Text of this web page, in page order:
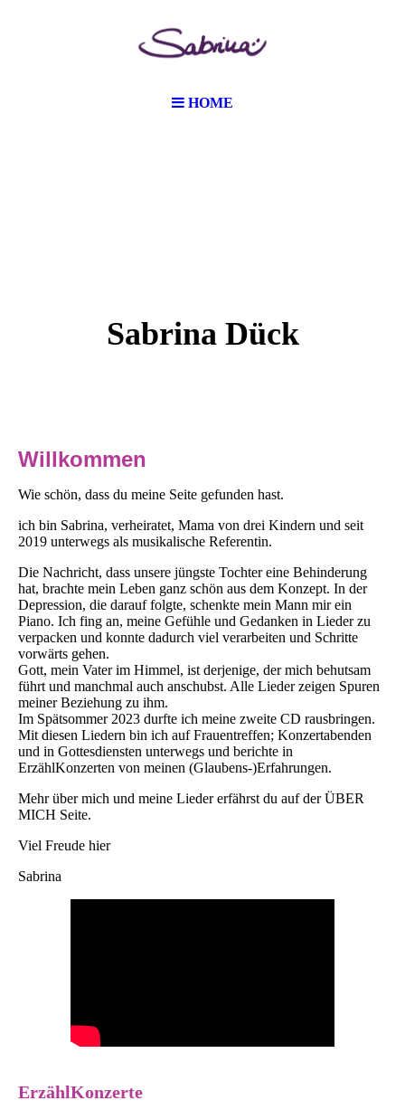
HOME
Sabrina Dück
Willkommen
Wie schön, dass du meine Seite gefunden hast.
ich bin Sabrina, verheiratet, Mama von drei Kindern und seit
2019 unterwegs als musikalische Referentin.
Die Nachricht, dass unsere jüngste Tochter eine Behinderung
hat, brachte mein Leben ganz schön aus dem Konzept. In der
Depression, die darauf folgte, schenkte mein Mann mir ein
Piano. Ich fing an, meine Gefühle und Gedanken in Lieder zu
verpacken und konnte dadurch viel verarbeiten und Schritte
vorwärts gehen.
Gott, mein Vater im Himmel, ist derjenige, der mich behutsam
führt und manchmal auch anschubst. Alle Lieder zeigen Spuren
meiner Beziehung zu ihm.
Im Spätsommer 2023 durfte ich meine zweite CD rausbringen.
Mit diesen Liedern bin ich auf Frauentreffen; Konzertabenden
und in Gottesdiensten unterwegs und berichte in
ErzählKonzerten von meinen (Glaubens-)Erfahrungen.
Mehr über mich und meine Lieder erfährst du auf der ÜBER
MICH Seite.
Viel Freude hier
Sabrina
ErzählKonzerte